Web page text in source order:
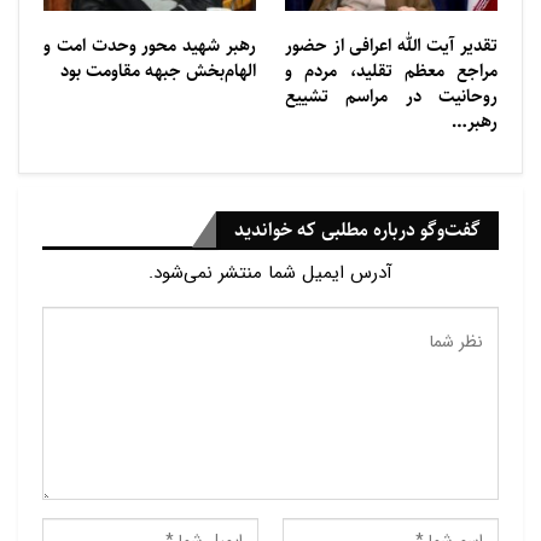
آغاز معرفت.
برشی از اثر
دم ظهر بود. کلاسم تازه تمام شده بود و منتظر بودم که
کردیم به گفتگو. از موضوعات مختلف با او حرف زدم تا تیپ
شخصیتی اش را بشناسم.
می‌داند. برای همین حرف اصلی‌ام را با مسئولیت پذیری
نحو انجام بدم. چون وقتی پذیرفتم شیعه باشم، باید
تقدیر آیت الله اعرافی از حضور
مراجع معظم تقلید، مردم و
روحانیت در مراسم تشییع
رهبر…
رهبر شهید محور وحدت امت و
الهام‌بخش جبهه مقاومت بود
گفت‌وگو درباره مطلبی که خواندید
آدرس ایمیل شما منتشر نمی‌شود.